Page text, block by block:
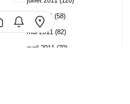
juin 2011(58)
mai 2011 (82)
avril 2011 (70)